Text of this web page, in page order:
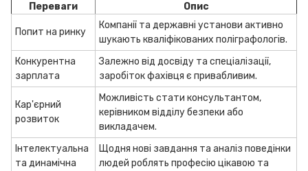
Переваги Опис
Попит на ринку
Компанії та державні установи активно
шукають кваліфікованих поліграфологів.
Конкурентна
зарплата
Залежно від досвіду та спеціалізації,
заробіток фахівця є привабливим.
Кар'єрний
розвиток
Можливість стати консультантом,
керівником відділу безпеки або
викладачем.
Інтелектуальна
та динамічна
Щодня нові завдання та аналіз поведінки
людей роблять професію цікавою та